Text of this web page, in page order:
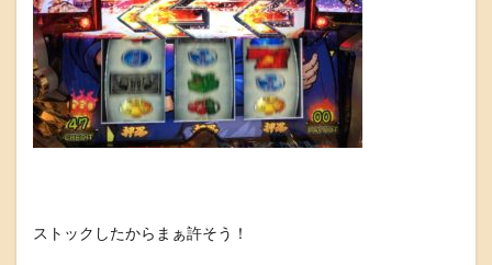
ストックしたからまぁ許そう！